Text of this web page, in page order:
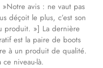
»Notre avis : ne vaut pas
déçoit le plus, c’est son
produit. »] La dernière
est la paire de boots
à un produit de qualité.
niveau-là.